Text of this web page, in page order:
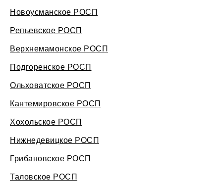
Новоусманское РОСП
Репьевское РОСП
Верхнемамонское РОСП
Подгоренское РОСП
Ольховатское РОСП
Кантемировское РОСП
Хохольское РОСП
Нижнедевицкое РОСП
Грибановское РОСП
Таловское РОСП